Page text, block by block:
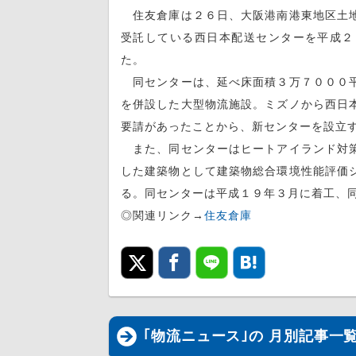
住友倉庫は２６日、大阪港南港東地区土
受託している西日本配送センターを平成
た。
同センターは、延べ床面積３万７０００
を併設した大型物流施設。ミズノから西
要請があったことから、新センターを設立
また、同センターはヒートアイランド対
した建築物として建築物総合環境性能評
る。同センターは平成１９年３月に着工、
◎関連リンク→ 住友倉庫
｢物流ニュース｣の 月別記事一